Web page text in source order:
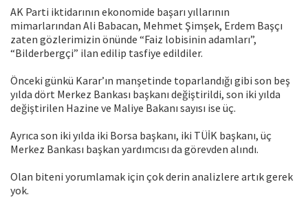
AK Parti iktidarının ekonomide başarı yıllarının
mimarlarından Ali Babacan, Mehmet Şimşek, Erdem Başçı
zaten gözlerimizin önünde “Faiz lobisinin adamları”,
“Bilderbergçi” ilan edilip tasfiye edildiler.
Önceki günkü Karar’ın manşetinde toparlandığı gibi son beş
yılda dört Merkez Bankası başkanı değiştirildi, son iki yılda
değiştirilen Hazine ve Maliye Bakanı sayısı ise üç.
Ayrıca son iki yılda iki Borsa başkanı, iki TÜİK başkanı, üç
Merkez Bankası başkan yardımcısı da görevden alındı.
Olan biteni yorumlamak için çok derin analizlere artık gerek
yok.